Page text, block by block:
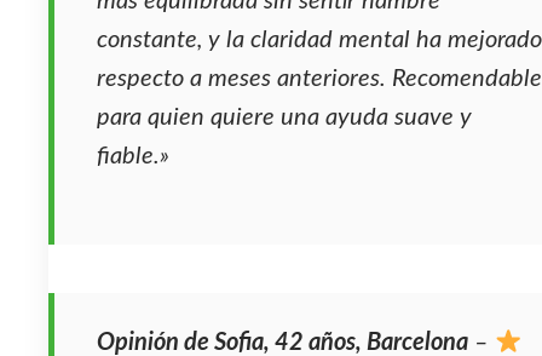
constante, y la claridad mental ha mejorado
respecto a meses anteriores. Recomendable
para quien quiere una ayuda suave y
fiable.»
Opinión de Sofia, 42 años, Barcelona –